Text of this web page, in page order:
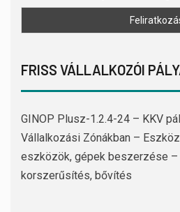
FRISS VÁLLALKOZÓI
GINOP Plusz-1.2.4-24 – KKV
Vállalkozási Zónákban –
eszközök, gépek beszerzése –
korszerűsítés, bővítés